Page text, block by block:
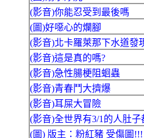
(影音)你能忍受到最後嗎
(圖)好噁心的爛腳
(影音)北卡羅萊那下水道發
(影音)這是真的嗎?
(影音)急性腸梗阻蛔蟲
(影音)青春鬥大擠爆
(影音)耳屎大冒險
(影音)全世界有3/1的人肚
(圖) 版主：粉紅豬 受傷圖!!!